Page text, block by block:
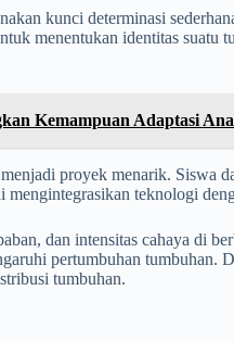
kunci determinasi
menentukan identitas suatu
Kemampuan Adaptasi
proyek menarik. Siswa
teknologi
dan intensitas cahaya di
pertumbuhan tumbuhan.
tumbuhan.